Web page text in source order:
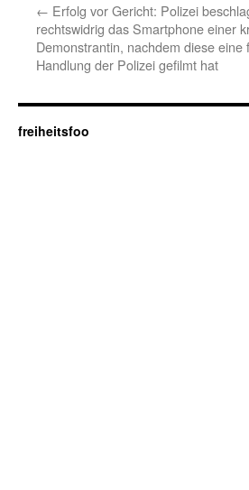
← Erfolg vor Gericht: Polizei
rechtswidrig das Smartphone einer
Demonstrantin, nachdem diese eine
Handlung der Polizei gefilmt hat
freiheitsfoo